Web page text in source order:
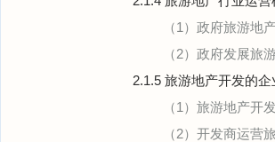
（1）政府旅游地
（2）政府发展旅
2.1.5 旅游地产开发的
（1）旅游地产开
（2）开发商运营